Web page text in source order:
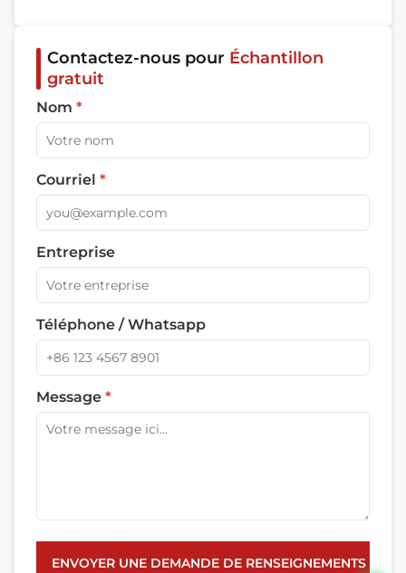
Contactez-nous pour Échantillon
gratuit
Nom *
Courriel *
Entreprise
Téléphone / Whatsapp
Message *
ENVOYER UNE DEMANDE DE RENSEIGNEMENTS